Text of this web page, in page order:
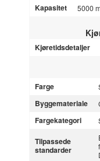
Kapasitet 5000
Kjøretidsdetaljer
Farge
Byggemateriale
Fargekategori
Tilpassede
standarder